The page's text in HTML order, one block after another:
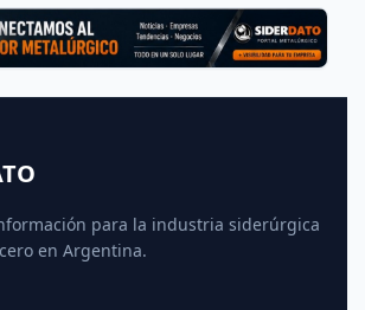
para la industria siderúrgica
en Argentina.